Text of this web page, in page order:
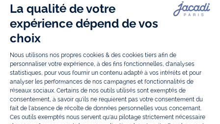
chaussettes et accessoires pour les
de 1 mois à 12 ans.
Découvrez nos collections mode et tendance pour filles et garçons.
Grâce àJacadi Seconde Vie, donnez une seconde vie à vos articles pour
enfants. Profitez aussi de nos collections spéciales fête de fin d’année et
trouvez des idées
Retrouvez nos idées
Bénéficiez également de prix réduits avec nos collections spéciales de
vêtements enfants en soldeset de notrecollection Outlettoute l’année.
Guettez lespromotions Prix Doux, une opération spéciale Jacadi avec
des vêtements enfant à prix tout ronds. Adhérez au programme de
Fidélité Jacadi afin de profiter desventes privées. Retrouvez la collection
Les Essentielset ses vêtements emblématiques aux couleurs de la
marque, la collectionReflexaux vêtements originaux et ludiques avec
des détails réfléchissants, la collectionSport Chicaussi innovante
qu'élégante, ainsi queles Petits tricotspour compléter le vestiaire de